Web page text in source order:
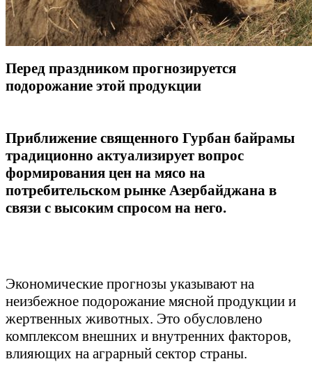
Перед праздником прогнозируется
подорожание этой продукции
Приближение священного Гурбан байрамы
традиционно актуализирует вопрос
формирования цен на мясо на
потребительском рынке Азербайджана в
связи с высоким спросом на него.
Экономические прогнозы указывают на
неизбежное подорожание мясной продукции и
жертвенных животных. Это обусловлено
комплексом внешних и внутренних факторов,
влияющих на аграрный сектор страны.